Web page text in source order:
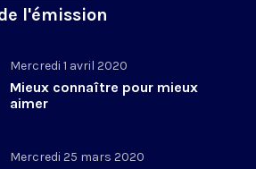
l'émission
Mercredi 1 avril 2020
Mieux connaître pour mieux
aimer
Mercredi 25 mars 2020